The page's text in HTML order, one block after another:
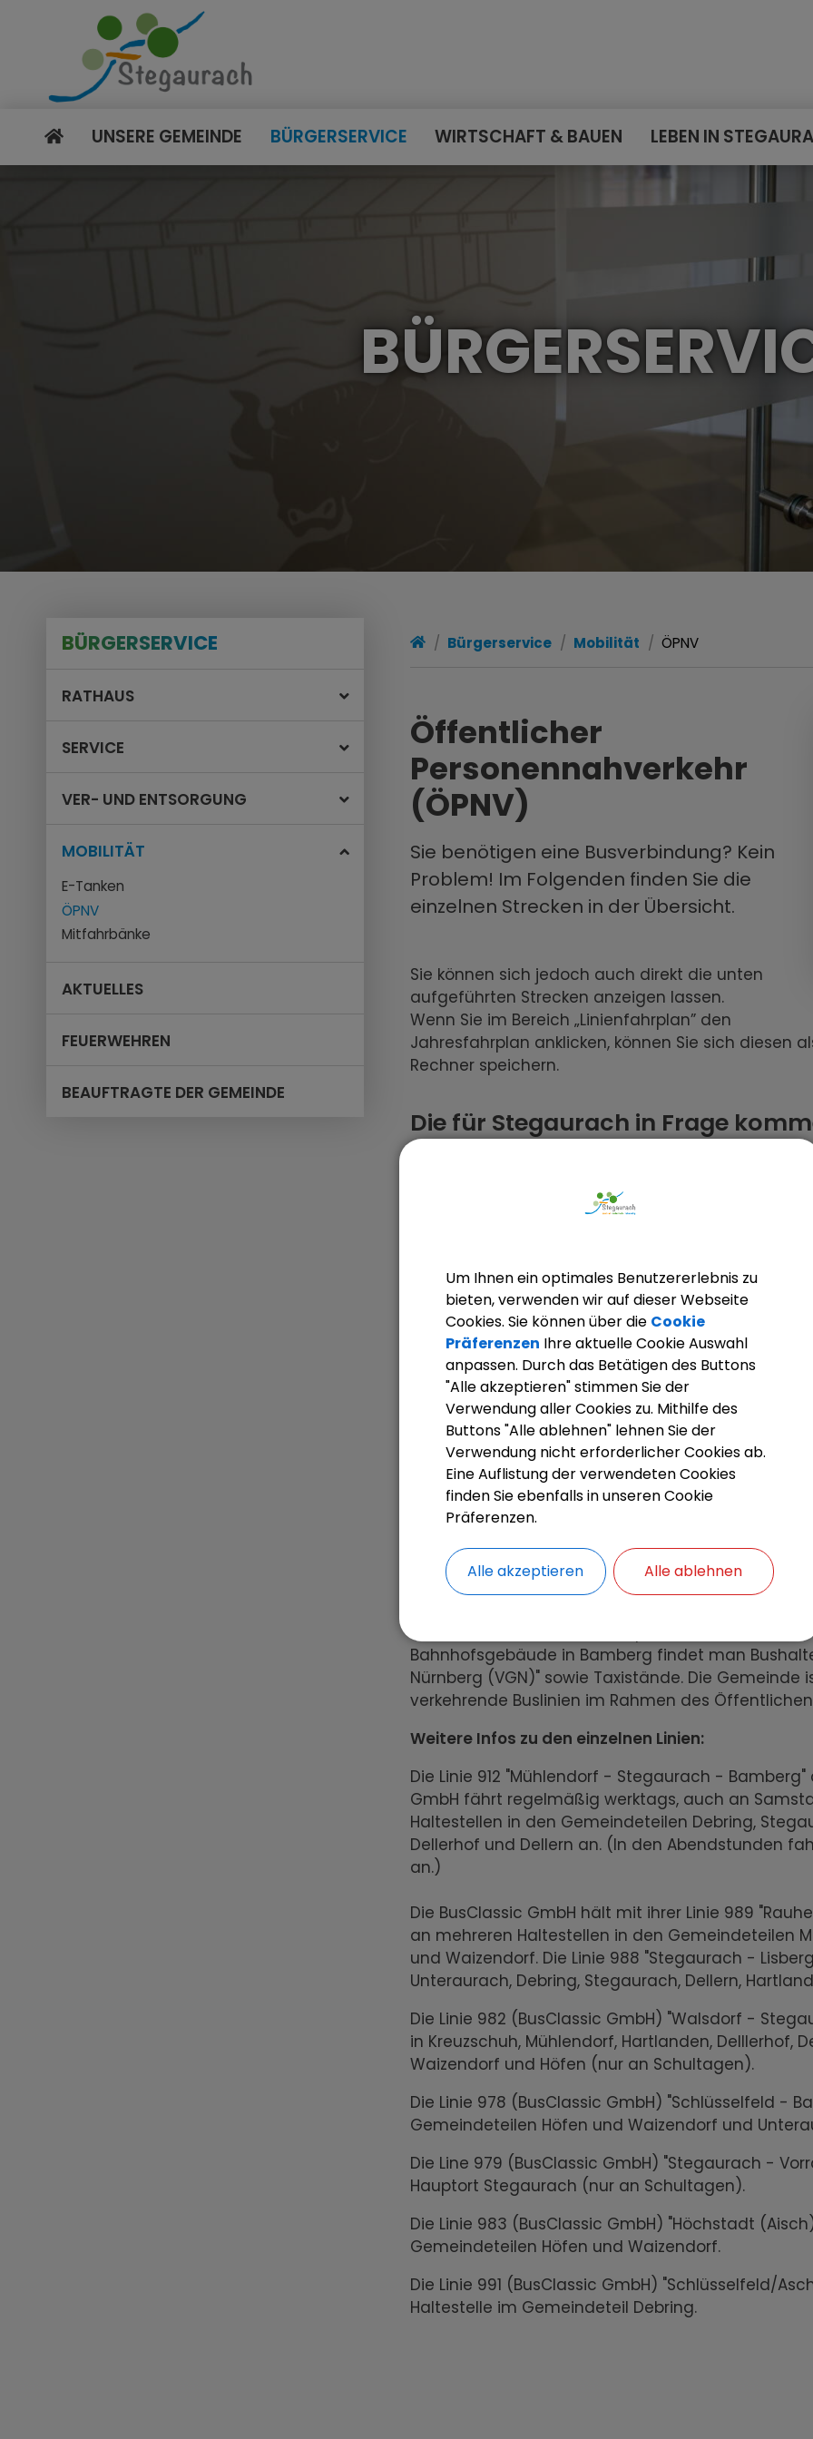
UNSERE GEMEINDE BÜRGERSERVICE WIRTSCHAFT & BAUEN LEBEN IN
BÜRGERSERVICE
RATHAUS
SERVICE
VER- UND ENTSORGUNG
MOBILITÄT
E-Tanken
ÖPNV
Mitfahrbänke
AKTUELLES
FEUERWEHREN
BEAUFTRAGTE DER GEMEINDE
Bürgerservice Mobilität ÖPNV
Öffentlicher
Personennahverkehr
(ÖPNV)
Sie benötigen eine Busverbindung? Kein
Problem! Im Folgenden finden Sie die
einzelnen Strecken in der Übersicht.
Sie können sich jedoch auch direkt die unten
aufgeführten Strecken anzeigen lassen.
Wenn Sie im Bereich „Linienfahrplan” den
Jahresfahrplan anklicken, können Sie sich diesen
Rechner speichern.
Die für Stegaurach in Frage
Strecke: Mühlendorf - Stegaurach -
Strecke: Mühlendorf - Stegaurach -
Rauhenebrach/Oberaurach - Walsdorf -
Linie 988Stegaurach - Lisberg - Schönbrunn -
Linie 982Walsdorf - Stegaurach - Pettstadt -
Linie 978Schlüsselfeld - Bamberg
Linie 979Stegaurach - Vorra - Hirschaid
Linie 983Höchstadt - Bamberg
Linie 991
Schlüsselfeld/Aschbach - Ebrach -
Anschlussverbindungen im Stadtbusbereich
oder beimVerkehrsverbund Großraum Nürnberg
übernimmt die Gemeinde Stegaurach keine
Die Gemeinde Stegaurach ist über mehrere
Bamberg angebunden. Die Abfahrt ist entweder
(Linie 912 /937) oder am Hauptbahnhof (alle
Bahnhofsgebäude in Bamberg findet man
Nürnberg (VGN)" sowie Taxistände. Die
verkehrende Buslinien im Rahmen des
Weitere Infos zu den einzelnen Linien:
Die Linie 912 "Mühlendorf - Stegaurach -
GmbH fährt regelmäßig werktags, auch an
Haltestellen in den Gemeindeteilen Debring,
Dellerhof und Dellern an. (In den Abendstunden
an.)
Die BusClassic GmbH hält mit ihrer Linie 989
an mehreren Haltestellen in den Gemeindeteilen
und Waizendorf. Die Linie 988 "Stegaurach -
Unteraurach, Debring, Stegaurach, Dellern,
Die Linie 982 (BusClassic GmbH) "Walsdorf -
in Kreuzschuh, Mühlendorf, Hartlanden, Delllerhof,
Waizendorf und Höfen (nur an Schultagen).
Die Linie 978 (BusClassic GmbH) "Schlüsselfeld -
Gemeindeteilen Höfen und Waizendorf und
Die Line 979 (BusClassic GmbH) "Stegaurach -
Hauptort Stegaurach (nur an Schultagen).
Die Linie 983 (BusClassic GmbH) "Höchstadt
Gemeindeteilen Höfen und Waizendorf.
Die Linie 991 (BusClassic GmbH) "Schlüsselfeld/
Haltestelle im Gemeindeteil Debring.
Um Ihnen ein optimales Benutzererlebnis zu
bieten, verwenden wir auf dieser Webseite
Cookies. Sie können über die Cookie
Präferenzen Ihre aktuelle Cookie Auswahl
anpassen. Durch das Betätigen des Buttons
"Alle akzeptieren" stimmen Sie der
Verwendung aller Cookies zu. Mithilfe des
Buttons "Alle ablehnen" lehnen Sie der
Verwendung nicht erforderlicher Cookies ab.
Eine Auflistung der verwendeten Cookies
finden Sie ebenfalls in unseren Cookie
Präferenzen.
Alle akzeptieren Alle ablehnen